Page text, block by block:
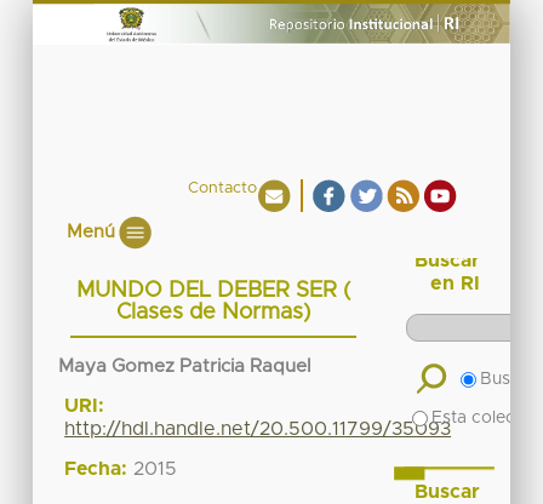
Contacto
Menú
MUNDO DEL DEBER SER (
Clases de Normas)
Maya Gomez Patricia Raquel
URI:
http://hdl.handle.net/20.500.11799/35093
Fecha: 2015
Buscar
en RI
Buscar
Esta
Buscar